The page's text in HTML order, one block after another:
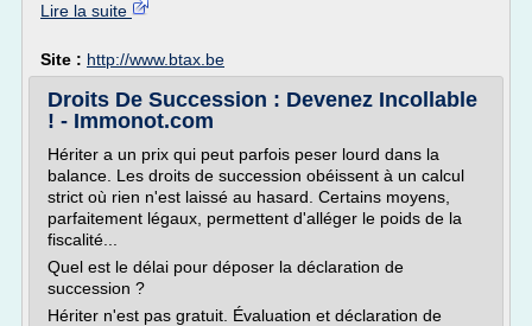
Lire la suite
Site : http://www.btax.be
Droits De Succession : Devenez Incollable
! - Immonot.com
Hériter a un prix qui peut parfois peser lourd dans la
balance. Les droits de succession obéissent à un calcul
strict où rien n'est laissé au hasard. Certains moyens,
parfaitement légaux, permettent d'alléger le poids de la
fiscalité...
Quel est le délai pour déposer la déclaration de
succession ?
Hériter n'est pas gratuit. Évaluation et déclaration de